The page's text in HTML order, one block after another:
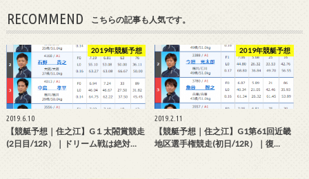
RECOMMEND こちらの記事も人気です。
2019年競艇予想
2019.6.10
【競艇予想｜住之江】G１太閤賞競走
(2日目/12R）｜ドリーム戦は絶対…
2019年競艇予想
2019.2.11
【競艇予想｜住之江】G1第61回近畿
地区選手権競走(初日/12R）｜復…